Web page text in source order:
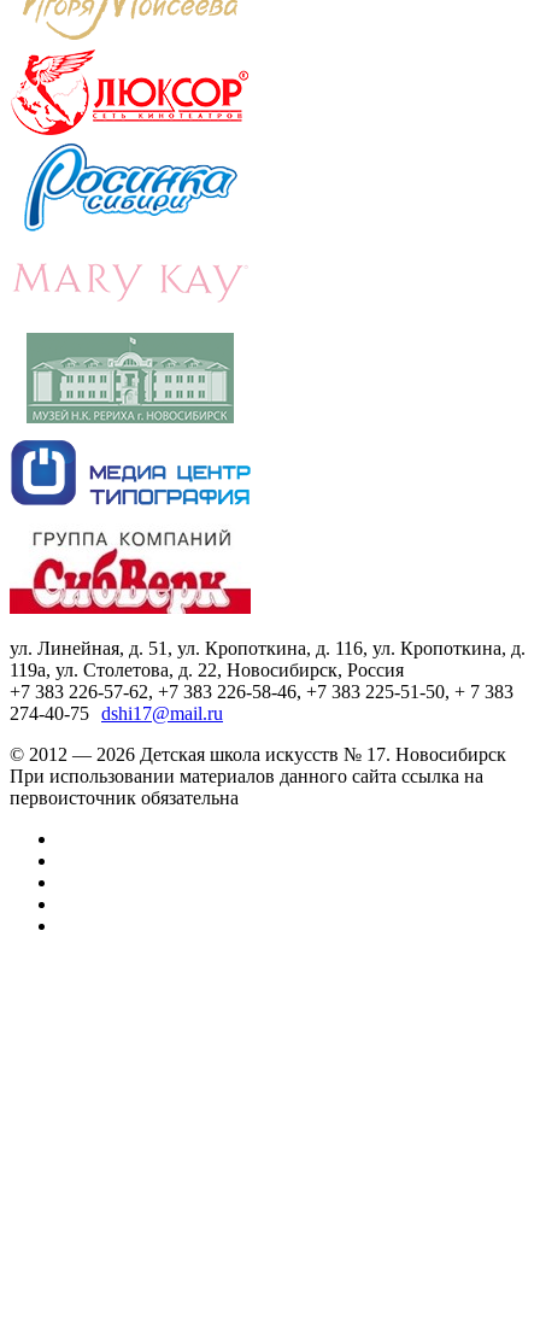
ул. Линейная, д. 51, ул. Кропоткина, д. 116, ул. Кропоткина, д.
119а, ул. Столетова, д. 22, Новосибирск, Россия
+7 383 226-57-62, +7 383 226-58-46, +7 383 225-51-50, + 7 383
274-40-75 dshi17@mail.ru
© 2012 — 2026 Детская школа искусств № 17. Новосибирск
При использовании материалов данного сайта ссылка на
первоисточник обязательна